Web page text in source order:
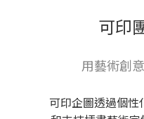
可印
用藝術創
可印企圖透過個